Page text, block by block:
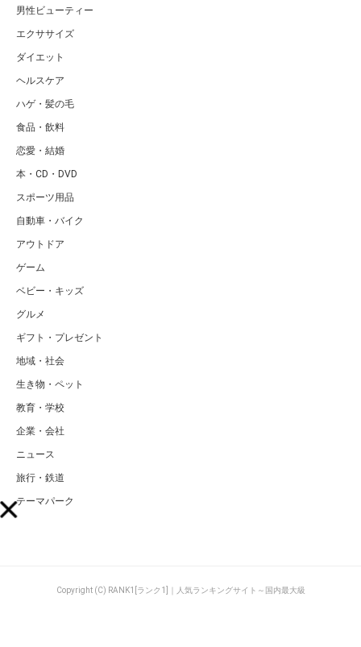
男性ビューティー
エクササイズ
ダイエット
ヘルスケア
ハゲ・髪の毛
食品・飲料
恋愛・結婚
本・CD・DVD
スポーツ用品
自動車・バイク
アウトドア
ゲーム
ベビー・キッズ
グルメ
ギフト・プレゼント
地域・社会
生き物・ペット
教育・学校
企業・会社
ニュース
旅行・鉄道
テーマパーク
Copyright (C) RANK1[ランク1]｜人気ランキングサイト～国内最大級